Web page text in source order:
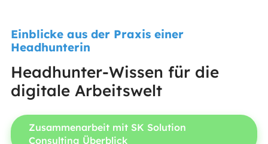
Einblicke aus der Praxis einer
Headhunterin
Headhunter-Wissen für die
digitale Arbeitswelt
Zusammenarbeit mit SK Solution
Consulting Überblick